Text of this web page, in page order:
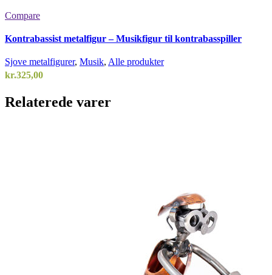
Compare
Kontrabassist metalfigur – Musikfigur til kontrabasspiller
Sjove metalfigurer, Musik, Alle produkter
kr.325,00
Relaterede varer